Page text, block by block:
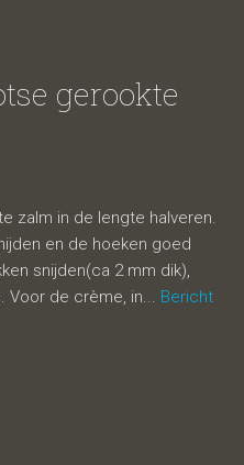
gerookte
zalm in de lengte halveren.
en de hoeken goed
snijden(ca 2 mm dik),
Voor de crème, in... Bericht